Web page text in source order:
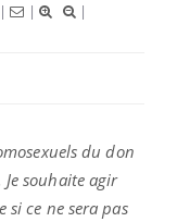
| |
|
du don
souhaite agir
ce ne sera pas